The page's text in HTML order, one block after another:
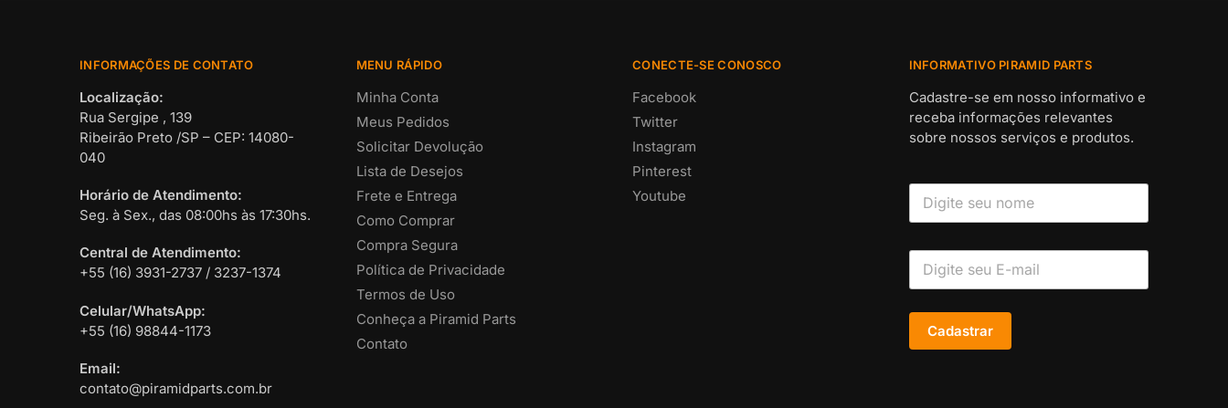
INFORMAÇÕES DE CONTATO
Localização:
Rua Sergipe , 139
Ribeirão Preto /SP – CEP: 14080-
040
Horário de Atendimento:
Seg. à Sex., das 08:00hs às 17:30hs.
Central de Atendimento:
+55 (16) 3931-2737 / 3237-1374
Celular/WhatsApp:
+55 (16) 98844-1173
Email:
contato@piramidparts.com.br
MENU RÁPIDO
Minha Conta
Meus Pedidos
Solicitar Devolução
Lista de Desejos
Frete e Entrega
Como Comprar
Compra Segura
Política de Privacidade
Termos de Uso
Conheça a Piramid Parts
Contato
CONECTE-SE CONOSCO
Facebook
Twitter
Instagram
Pinterest
Youtube
INFORMATIVO PIRAMID PARTS
Cadastre-se em nosso informativo e
receba informações relevantes
sobre nossos serviços e produtos.
Cadastrar